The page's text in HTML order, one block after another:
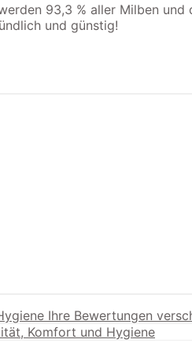
93,3 % aller Milben
und günstig!
Ihre Bewertungen
Komfort und Hygiene